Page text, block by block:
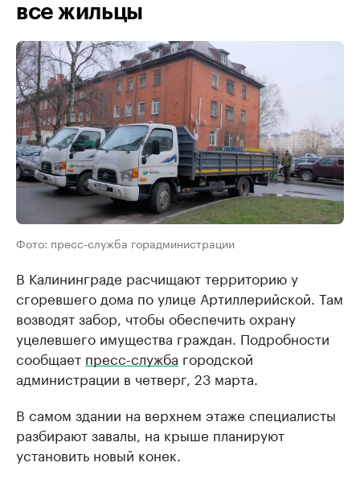
все жильцы
Фото: пресс-служба горадминистрации
В Калининграде расчищают территорию у
сгоревшего дома по улице Артиллерийской. Там
возводят забор, чтобы обеспечить охрану
уцелевшего имущества граждан. Подробности
сообщает пресс-служба городской
администрации в четверг, 23 марта.
В самом здании на верхнем этаже специалисты
разбирают завалы, на крыше планируют
установить новый конек.